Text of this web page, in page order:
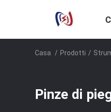
Casa / Prodotti /
Pinze di